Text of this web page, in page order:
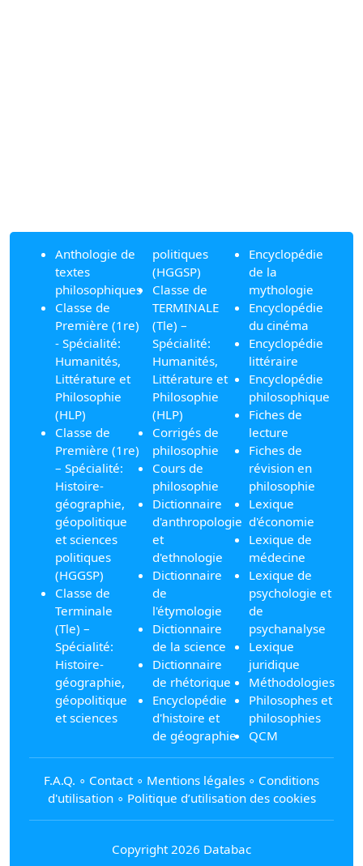
Anthologie de
textes
philosophiques
Classe de
Première (1re)
- Spécialité:
Humanités,
Littérature et
Philosophie
(HLP)
Classe de
Première (1re)
– Spécialité:
Histoire-
géographie,
géopolitique
et sciences
politiques
(HGGSP)
Classe de
Terminale
(Tle) –
Spécialité:
Histoire-
géographie,
géopolitique
et sciences
politiques
(HGGSP)
Classe de
TERMINALE
(Tle) –
Spécialité:
Humanités,
Littérature et
Philosophie
(HLP)
Corrigés de
philosophie
Cours de
philosophie
Dictionnaire
d'anthropologie
et
d'ethnologie
Dictionnaire
de
l'étymologie
Dictionnaire
de la science
Dictionnaire
de rhétorique
Encyclopédie
d'histoire et
de géographie
Encyclopédie
de la
mythologie
Encyclopédie
du cinéma
Encyclopédie
littéraire
Encyclopédie
philosophique
Fiches de
lecture
Fiches de
révision en
philosophie
Lexique
d'économie
Lexique de
médecine
Lexique de
psychologie et
de
psychanalyse
Lexique
juridique
Méthodologies
Philosophes et
philosophies
QCM
F.A.Q. ∘ Contact ∘ Mentions légales ∘ Conditions
d'utilisation∘ Politique d’utilisation des cookies
Copyright 2026 Databac